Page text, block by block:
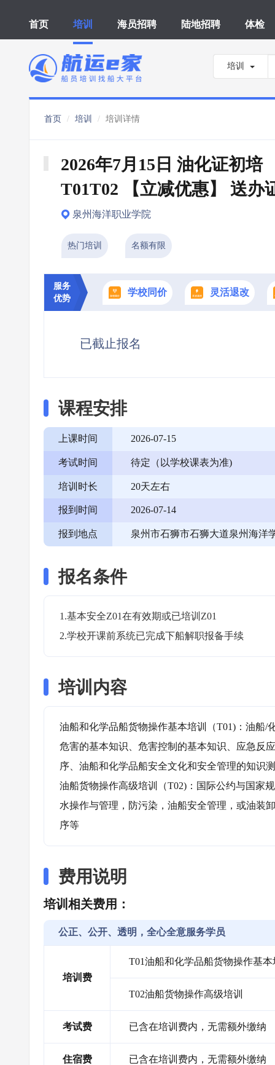
首页 培训 海员招聘 陆地招聘 体检
培训
首页 培训 培训详情
2026年7月15日 油化证初培
T01T02 【立减优惠】 送办
泉州海洋职业学院
热门培训 名额有限
服务
优势
学校同价 灵活退改
已截止报名
课程安排
上课时间 2026-07-15
考试时间 待定（以学校课表为准)
培训时长 20天左右
报到时间 2026-07-14
报到地点 泉州市石狮市石狮大道泉州海洋
报名条件
1.基本安全Z01在有效期或已培训Z01
2.学校开课前系统已完成下船解职报备手续
培训内容
油船和化学品船货物操作基本培训（T01)：油船
危害的基本知识、危害控制的基本知识、应急反
序、油船和化学品船安全文化和安全管理的知识
油船货物操作高级培训（T02)：国际公约与国家
水操作与管理，防污染，油船安全管理，或油装
序等
费用说明
培训相关费用：
公正、公开、透明，全心全意服务学员
培训费
T01油船和化学品船货物操作基本
T02油船货物操作高级培训
考试费 已含在培训费内，无需额外缴纳
住宿费 已含在培训费内，无需额外缴纳